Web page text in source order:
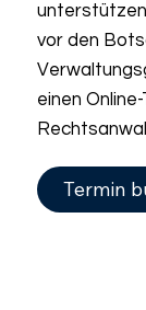
vor den
einen
Termin